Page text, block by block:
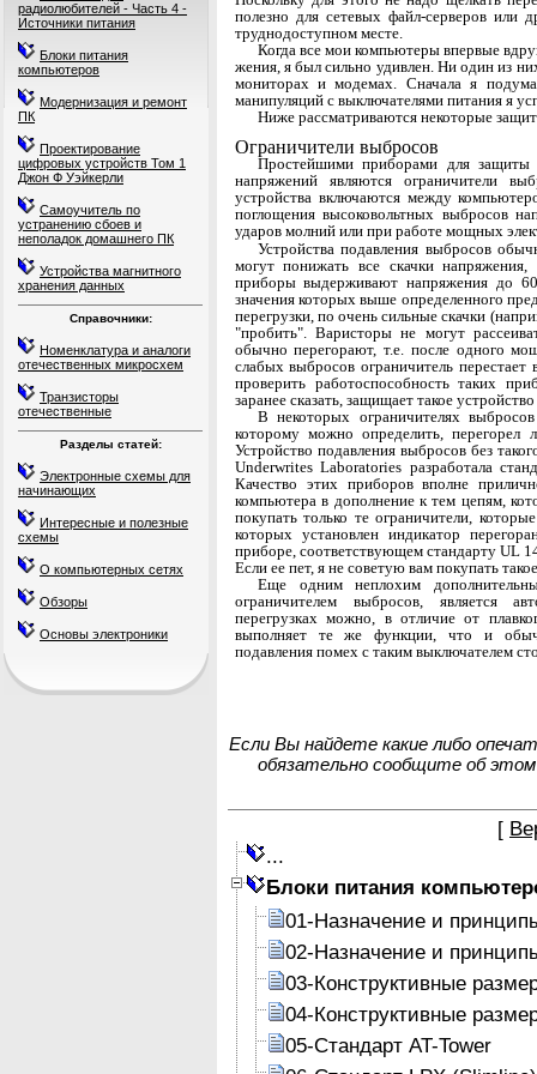
радиолюбителей - Часть 4 -
Источники питания
Блоки питания
компьютеров
Модернизация и ремонт
ПК
Проектирование
цифровых устройств Том 1
Джон Ф Уэйкерли
Самоучитель по
устранению сбоев и
неполадок домашнего ПК
Устройства магнитного
хранения данных
Справочники:
Номенклатура и аналоги
отечественных микросхем
Транзисторы
отечественные
Разделы статей:
Электронные схемы для
начинающих
Интересные и полезные
схемы
О компьютерных сетях
Обзоры
Основы электроники
полезно для сетевых файл-серверов или
труднодоступном месте.
Когда все мои компьютеры впервые
жения, я был сильно удивлен. Ни один из
мониторах и модемах. Сначала я
манипуля­ций с выключателями питания я
Ниже рассматриваются некоторые
Ограничители выбросов
Простейшими приборами для
напряже­ний являются ограничители
устройства включа­ются между
поглощения высоко­вольтных выбросов
ударов молний или при работе мощных
Устройства подавления выбросов
могут понижать все скачки
приборы выдер­живают напряжения до
значения которых выше оп­ределенного
перегрузки, по очень сильные скачки
"пробить". Варисторы не могут
обычно перегорают, т.е. после одного
слабых выбросов ограничитель перестает
проверить работоспособность таких
заранее сказать, защищает такое
В некоторых ограничителях
которому можно определить, перегорел
Устройство подав­ления выбросов без
Underwrites Laborato­ries разработала
Качество этих приборов вполне
компьютера в дополнение к тем це­пям,
покупать только те ограничители,
которых установлен индикатор
приборе, соответствующем стандарту UL
Если ее пет, я не советую вам покупать
Еще одним неплохим
ограничите­лем выбросов, является
перегрузках можно, в от­личие от
выполняет те же функции, что и
подавления помех с таким выключателем
Если Вы найдете какие либо
обязательно сообщите об
[
Блоки питания
01-Назначение и
02-Назначение и
03-Конструктивные
04-Конструктивные
05-Стандарт AT-Tower